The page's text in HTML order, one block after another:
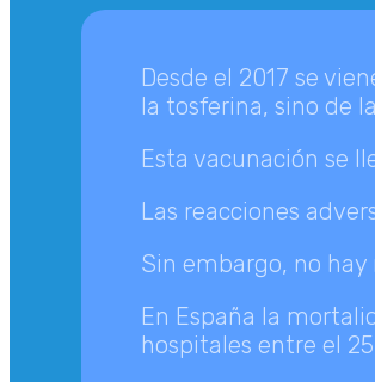
Desde el 2017 se
la tosferina, sino de
Esta vacunación se
Las reacciones
Sin embargo, no
En España la
hospitales entre el